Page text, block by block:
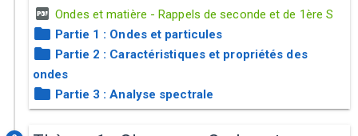
Ondes et matière - Rappels de seconde et de 1ère S
Partie 1 : Ondes et particules
Partie 2 : Caractéristiques et propriétés des
ondes
Partie 3 : Analyse spectrale